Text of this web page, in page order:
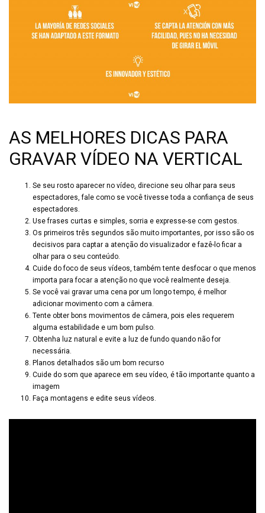
AS MELHORES DICAS PARA
GRAVAR VÍDEO NA VERTICAL
Se seu rosto aparecer no vídeo, direcione seu olhar para seus
espectadores, fale como se você tivesse toda a confiança de seus
espectadores.
Use frases curtas e simples, sorria e expresse-se com gestos.
Os primeiros três segundos são muito importantes, por isso são os
decisivos para captar a atenção do visualizador e fazê-lo ficar a
olhar para o seu conteúdo.
Cuide do foco de seus vídeos, também tente desfocar o que menos
importa para focar a atenção no que você realmente deseja.
Se você vai gravar uma cena por um longo tempo, é melhor
adicionar movimento com a câmera.
Tente obter bons movimentos de câmera, pois eles requerem
alguma estabilidade e um bom pulso.
Obtenha luz natural e evite a luz de fundo quando não for
necessária.
Planos detalhados são um bom recurso
Cuide do som que aparece em seu vídeo, é tão importante quanto a
imagem
Faça montagens e edite seus vídeos.